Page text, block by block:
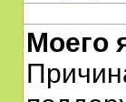
Моего